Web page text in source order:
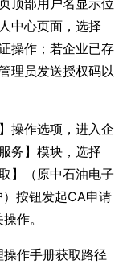
顶部用户名显示位
中心页面，选择
操作；若企业已存
理员发送授权码以
操作选项，进入企
务】模块，选择
】（原中石油电子
按钮发起CA申请
作。
作手册获取路径